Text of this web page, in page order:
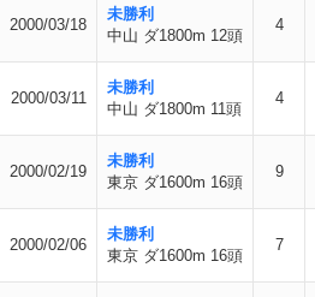
2000/03/18
未勝利
中山 ダ1800m 12頭
4
2000/03/11
未勝利
中山 ダ1800m 11頭
4
2000/02/19
未勝利
東京 ダ1600m 16頭
9
2000/02/06
未勝利
東京 ダ1600m 16頭
7